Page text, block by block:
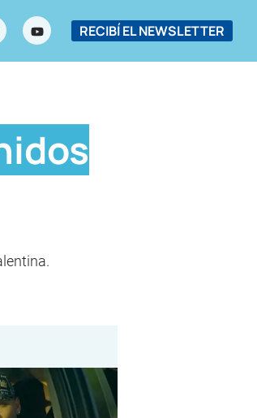
RECIBÍ EL NEWSLETTER